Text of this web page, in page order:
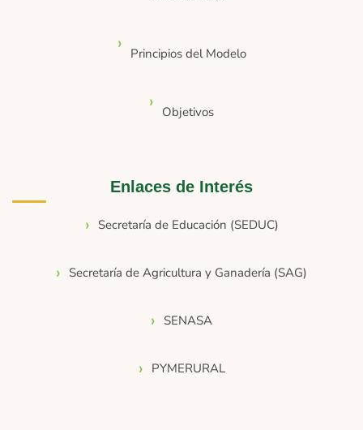
Principios del Modelo
Objetivos
Enlaces de Interés
Secretaría de Educación (SEDUC)
Secretaría de Agricultura y Ganadería (SAG)
SENASA
PYMERURAL